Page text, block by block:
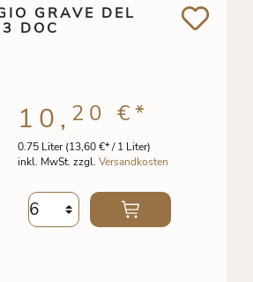
GRAVE DEL
DOC
0.75 Liter(13,60 €* / 1 Liter)
inkl. MwSt. zzgl. Versandkosten
10, 20 €*